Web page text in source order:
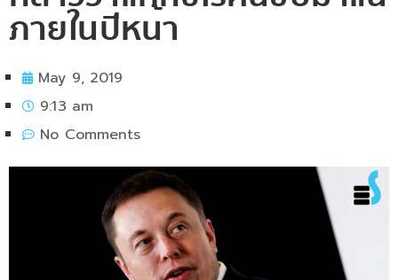
ภายในปีหน้า
May 9, 2019
9:13 am
No Comments